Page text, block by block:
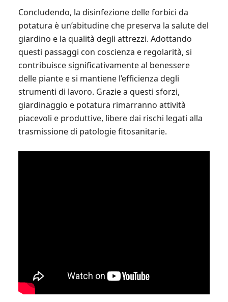
Concludendo, la disinfezione delle forbici da
potatura è un’abitudine che preserva la salute del
giardino e la qualità degli attrezzi. Adottando
questi passaggi con coscienza e regolarità, si
contribuisce significativamente al benessere
delle piante e si mantiene l’efficienza degli
strumenti di lavoro. Grazie a questi sforzi,
giardinaggio e potatura rimarranno attività
piacevoli e produttive, libere dai rischi legati alla
trasmissione di patologie fitosanitarie.